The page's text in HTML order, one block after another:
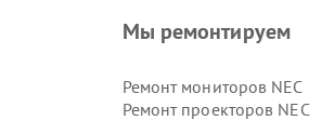
Мы ремонтируем
Ремонт мониторов NEC
Ремонт проекторов NEC